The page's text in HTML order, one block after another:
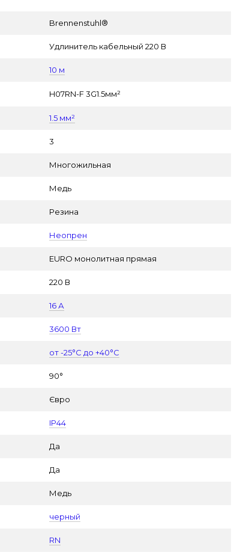
Brennenstuhl®
Удлинитель кабельный 220 В
10 м
H07RN-F 3G1.5мм²
1.5 мм²
3
Многожильная
Медь
Резина
Неопрен
EURO монолитная прямая
220 В
16 А
3600 Вт
от -25°С до +40°С
90°
Євро
IP44
Да
Да
Медь
черный
RN